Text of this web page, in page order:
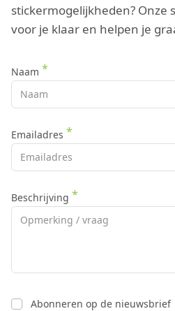
stickermogelijkheden? Onze
voor je klaar en helpen je
Naam
Emailadres
Beschrijving
Abonneren op de nieuwsbrief